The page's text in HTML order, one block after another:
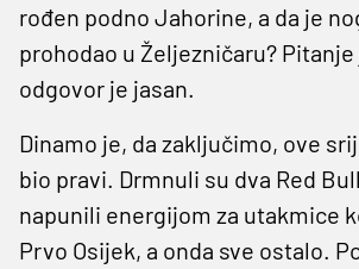
rođen podno Jahorine, a da je
prohodao u Željezničaru?
odgovor je jasan.
Dinamo je, da zaključimo, ove
bio pravi. Drmnuli su dva Red
napunili energijom za utakmice
Prvo Osijek, a onda sve ostalo.